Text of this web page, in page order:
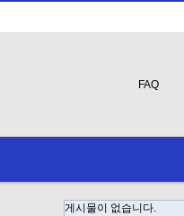
FAQ
게시물이 없습니다.